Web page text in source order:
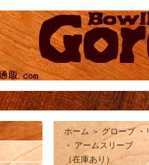
ホーム ＞ グローブ ・
・ アームスリーブ
（在庫あり）